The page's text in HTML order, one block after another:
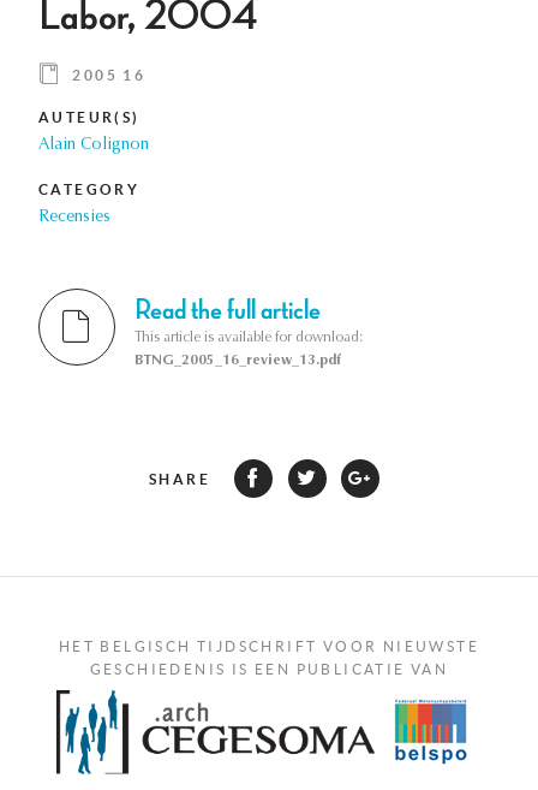
Labor, 2004
2005 16
AUTEUR(S)
Alain Colignon
CATEGORY
Recensies
Read the full article
This article is available for download:
BTNG_2005_16_review_13.pdf
SHARE
HET BELGISCH TIJDSCHRIFT VOOR NIEUWSTE
GESCHIEDENIS IS EEN PUBLICATIE VAN